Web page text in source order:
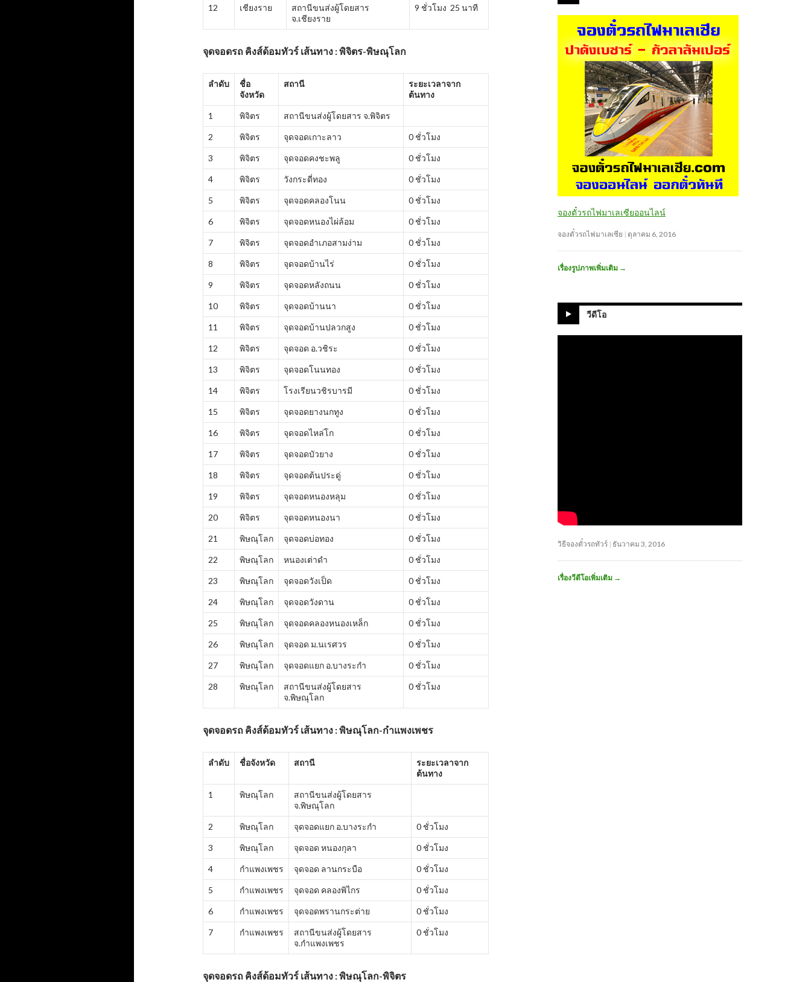
12 เชียงราย
สถานีขนส่งผู้โดยสาร
จ.เชียงราย
9 ชั่วโมง 25 นาที
จุดจอดรถ คิงส์ด้อมทัวร์ เส้นทาง : พิจิตร-พิษณุโลก
ลำดับ
ชื่อ
จังหวัด
สถานี
ระยะเวลาจาก
ต้นทาง
1 พิจิตร สถานีขนส่งผู้โดยสาร จ.พิจิตร
2 พิจิตร จุดจอดเกาะลาว 0 ชั่วโมง
3 พิจิตร จุดจอดคงชะพลู 0 ชั่วโมง
4 พิจิตร วังกระดี่ทอง 0 ชั่วโมง
5 พิจิตร จุดจอดคลองโนน 0 ชั่วโมง
6 พิจิตร จุดจอดหนองไผ่ล้อม 0 ชั่วโมง
7 พิจิตร จุดจอดอำเภอสามง่าม 0 ชั่วโมง
8 พิจิตร จุดจอดบ้านไร่ 0 ชั่วโมง
9 พิจิตร จุดจอดหลังถนน 0 ชั่วโมง
10 พิจิตร จุดจอดบ้านนา 0 ชั่วโมง
11 พิจิตร จุดจอดบ้านปลวกสูง 0 ชั่วโมง
12 พิจิตร จุดจอด อ.วชิระ 0 ชั่วโมง
13 พิจิตร จุดจอดโนนทอง 0 ชั่วโมง
14 พิจิตร โรงเรียนวชิรบารมี 0 ชั่วโมง
15 พิจิตร จุดจอดยางนกทูง 0 ชั่วโมง
16 พิจิตร จุดจอดไหล่โก 0 ชั่วโมง
17 พิจิตร จุดจอดบัวยาง 0 ชั่วโมง
18 พิจิตร จุดจอดต้นประดู่ 0 ชั่วโมง
19 พิจิตร จุดจอดหนองหลุม 0 ชั่วโมง
20 พิจิตร จุดจอดหนองนา 0 ชั่วโมง
21 พิษณุโลก จุดจอดบ่อทอง 0 ชั่วโมง
22 พิษณุโลก หนองเต่าดำ 0 ชั่วโมง
23 พิษณุโลก จุดจอดวังเป็ด 0 ชั่วโมง
24 พิษณุโลก จุดจอดวังดาน 0 ชั่วโมง
25 พิษณุโลก จุดจอดคลองหนองเหล็ก 0 ชั่วโมง
26 พิษณุโลก จุดจอด ม.นเรศวร 0 ชั่วโมง
27 พิษณุโลก จุดจอดแยก อ.บางระกำ 0 ชั่วโมง
28 พิษณุโลก
สถานีขนส่งผู้โดยสาร
จ.พิษณุโลก
0 ชั่วโมง
จุดจอดรถ คิงส์ด้อมทัวร์ เส้นทาง : พิษณุโลก-กำแพงเพชร
ลำดับ ชื่อจังหวัด สถานี
ระยะเวลาจาก
ต้นทาง
1 พิษณุโลก
สถานีขนส่งผู้โดยสาร
จ.พิษณุโลก
2 พิษณุโลก จุดจอดแยก อ.บางระกำ 0 ชั่วโมง
3 พิษณุโลก จุดจอด หนองกุลา 0 ชั่วโมง
4 กำแพงเพชร จุดจอด ลานกระบือ 0 ชั่วโมง
5 กำแพงเพชร จุดจอด คลองพิไกร 0 ชั่วโมง
6 กำแพงเพชร จุดจอดพรานกระต่าย 0 ชั่วโมง
7 กำแพงเพชร
สถานีขนส่งผู้โดยสาร
จ.กำแพงเพชร
0 ชั่วโมง
จุดจอดรถ คิงส์ด้อมทัวร์ เส้นทาง : พิษณุโลก-พิจิตร
จองตั๋วรถไฟมาเลเซียออนไลน์
จองตั๋วรถไฟมาเลเซีย ตุลาคม 6, 2016
เรื่องรูปภาพเพิ่มเติม →
วีดีโอ
วิธีจองตั๋วรถทัวร์ ธันวาคม 3, 2016
เรื่องวีดีโอเพิ่มเติม →